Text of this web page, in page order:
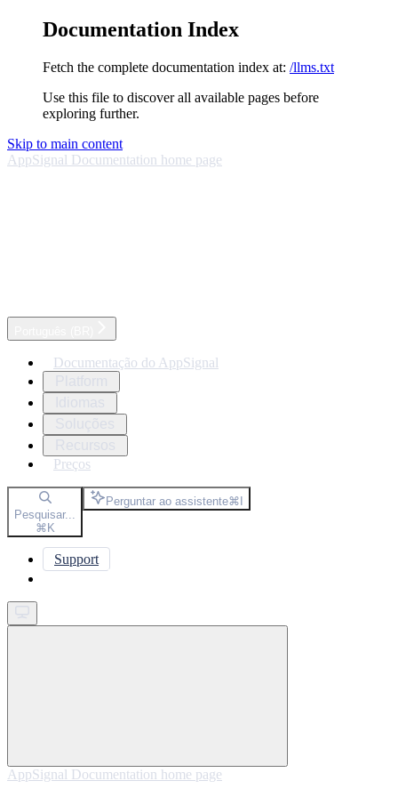
Documentation Index
Fetch the complete documentation index at: /llms.txt
Use this file to discover all available pages before
exploring further.
Skip to main content
AppSignal Documentation home page
Documentação do AppSignal
Preços
Pesquisar...
⌘K
Perguntar ao assistente⌘I
Support
AppSignal Documentation home page